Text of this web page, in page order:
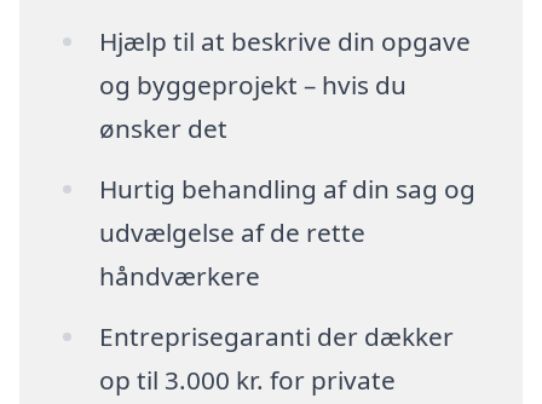
Hjælp til at beskrive din opgave
og byggeprojekt – hvis du
ønsker det
Hurtig behandling af din sag og
udvælgelse af de rette
håndværkere
Entreprisegaranti der dækker
op til 3.000 kr. for private